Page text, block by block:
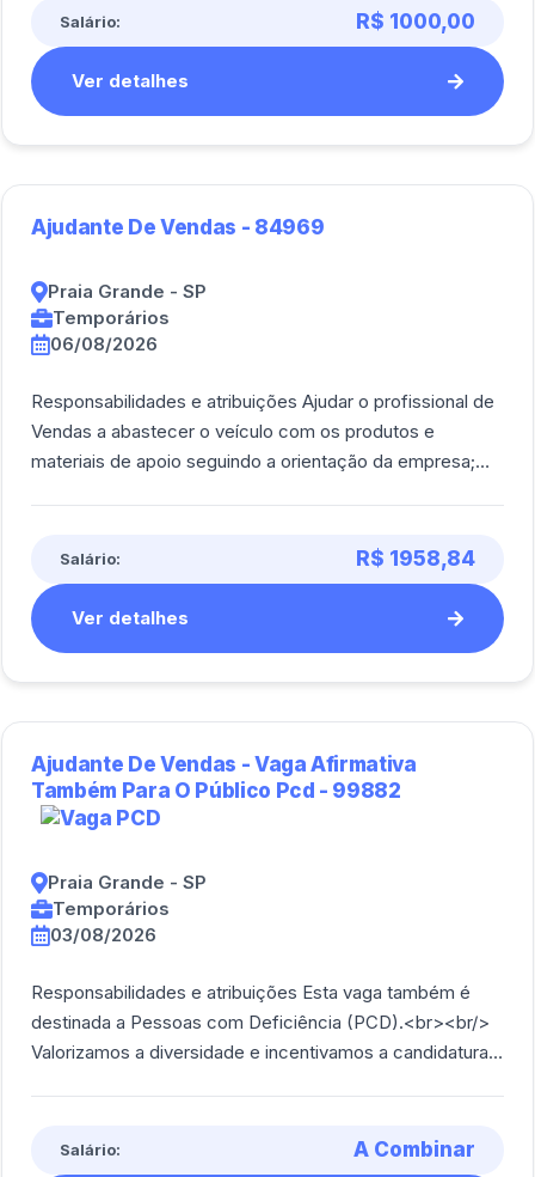
Salário: R$ 1000,00
Ver detalhes
Ajudante De Vendas - 84969
Praia Grande - SP
Temporários
06/08/2026
Responsabilidades e atribuições Ajudar o profissional de
Vendas a abastecer o veículo com os produtos e
materiais de apoio seguindo a orientação da empresa;
Salário: R$ 1958,84
Ver detalhes
Ajudante De Vendas - Vaga Afirmativa
Também Para O Público Pcd - 99882
Praia Grande - SP
Temporários
03/08/2026
Responsabilidades e atribuições Esta vaga também é
destinada a Pessoas com Deficiência (PCD).<br><br/>
Valorizamos a diversidade e incentivamos a candidatura
Salário: A Combinar